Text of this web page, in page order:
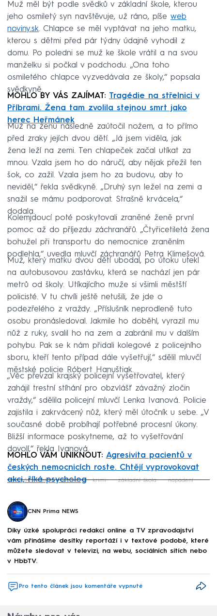
Muž měl být podle svědků v základní škole, kterou
jeho osmiletý syn navštěvuje, už ráno, píše web
noviny.sk. Chlapce se měl vyptávat na jeho matku,
kterou s dětmi před pár týdny údajně vyhodil z
domu. Po poledni se muž ke škole vrátil a na svou
manželku si počkal v podchodu. „Ona toho
osmiletého chlapce vyzvedávala ze školy,“ popsala
svědkyně.
MOHLO BY VÁS ZAJÍMAT: Tragédie na střelnici v
Příbrami. Žena tam zvolila stejnou smrt jako
herec Heřmánek
Muž na ženu následně zaútočil nožem, a to přímo
před zraky jejích dvou dětí. „Já jsem viděla, jak
žena leží na zemi. Ten chlapeček začal utíkat za
mnou. Vzala jsem ho do náručí, aby nějak přežil ten
šok, co zažil. Vzala jsem ho za budovu, aby to
neviděl,“ řekla svědkyně. „Druhý syn ležel na zemi a
snažil se mámu podporovat. Strašně krvácela,“
dodala.
Kolemjdoucí poté poskytovali zraněné ženě první
pomoc až do příjezdu záchranářů. „Čtyřicetiletá žena
bohužel při transportu do nemocnice zraněním
podlehla,“ uvedla mluvčí záchranářů Petra Klimešová.
Muž, který matku dvou dětí ubodal, po útoku utekl
na autobusovou zastávku, která se nachází jen pár
metrů od školy. Utíkajícího muže si všimli městští
policisté. V tu chvíli ještě netušili, že jde o
podezřelého z vraždy. „Příslušník neprodleně tuto
osobu pronásledoval. Jakmile ho doběhl, vyrazil mu
nůž z ruky, svalil ho na zem a zabránil mu v dalším
pohybu. Pak se k nám přidali kolegové z policejního
sboru, kteří tento případ dále vyšetřují,“ sdělil mluvčí
městské policie Róbert Hanuštiak.
„Věc převzal krajský policejní vyšetřovatel, který
zahájil trestní stíhání pro obzvlášť závažný zločin
vraždy,“ sdělila policejní mluvčí Lenka Ivanová. Policie
zajistila i zakrvácený nůž, který měl útočník u sebe. „V
současné době probíhají potřebné procesní úkony.
Bližší informace poskytneme, až to vyšetřování
dovolí,“ řekla Ivanová.
MOHLO VÁM UNIKNOUT: Agresivita pacientů v
českých nemocnicích roste. Chtějí vyprovokovat
akci, říká psycholog
Slovensko vražda krimi základní škola napadení
CNN Prima NEWS
Díky úzké spolupráci redakcí online a TV zpravodajství
vám přinášíme desítky reportáží i v textové podobě, které
můžete sledovat v televizi, na webu, sociálních sítích nebo
v HbbTV.
Pro tento článek jsou komentáře vypnuté